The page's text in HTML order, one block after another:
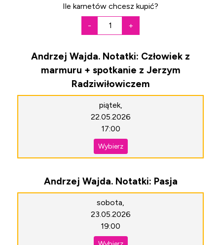
Ile karnetów chcesz kupić?
- +
Andrzej Wajda. Notatki: Człowiek z
marmuru + spotkanie z Jerzym
Radziwiłowiczem
piątek,
22.05.2026
17:00
Wybierz
Andrzej Wajda. Notatki: Pasja
sobota,
23.05.2026
19:00